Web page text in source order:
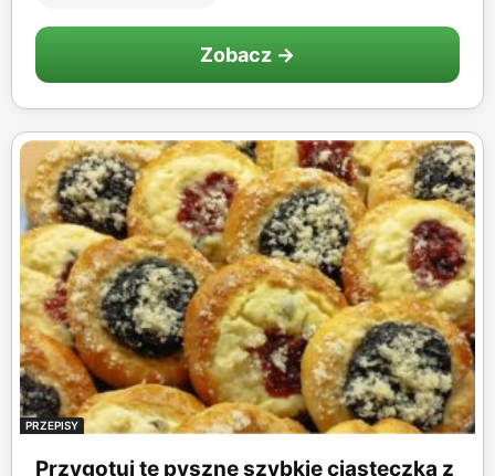
Zobacz →
PRZEPISY
Przygotuj te pyszne szybkie ciasteczka z